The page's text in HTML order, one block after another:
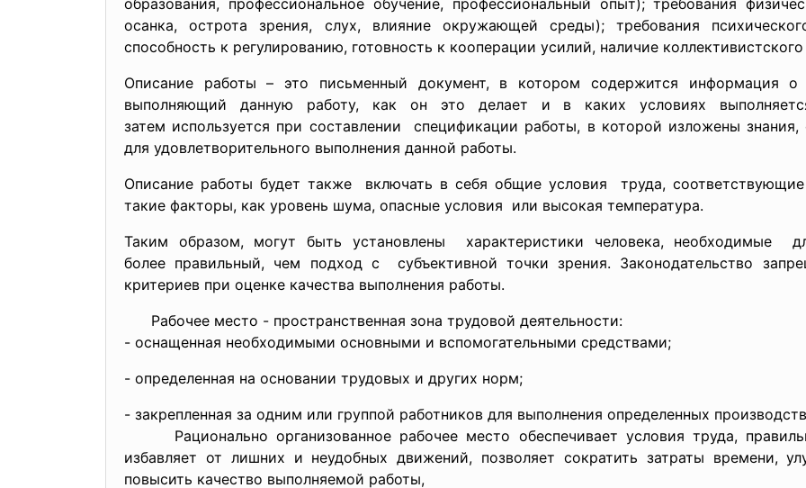
образования, профессиональное обучение, профессиональный опыт); требования
осанка, острота зрения, слух, влияние окружающей среды); требования
способность к регулированию, готовность к кооперации усилий, наличие
Описание работы – это письменный документ, в котором содержится информация о
выполняющий данную работу, как он это делает и в каких условиях
затем используется при составлении спецификации работы, в которой изложены
для удовлетворительного выполнения данной работы.
Описание работы будет также включать в себя общие условия труда,
такие факторы, как уровень шума, опасные условия или высокая температура.
Таким образом, могут быть установлены характеристики человека, необходимые
более правильный, чем подход с субъективной точки зрения. Законодательство
критериев при оценке качества выполнения работы.
Рабочее место - пространственная зона трудовой деятельности:
- оснащенная необходимыми основными и вспомогательными средствами;
- определенная на основании трудовых и других норм;
- закрепленная за одним или группой работников для выполнения определенных
Рационально организованное рабочее место обеспечивает условия труда,
избавляет от лишних и неудобных движений, позволяет сократить затраты времени,
повысить качество выполняемой работы,